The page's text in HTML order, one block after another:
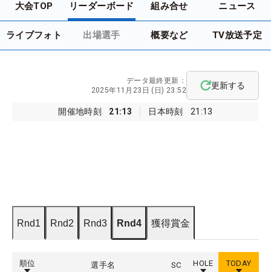
大会TOP リーダーボード 組み合せ ニュース
ライブフォト 出場選手 概要など TV放送予定
開催地時刻 21:13 日本時刻 21:13
データ最終更新：
2025年11月23日 (日) 23:52
更新する
Rnd1 Rnd2 Rnd3 Rnd4 獲得賞金
順位 選手名 SC HOLE TODAY